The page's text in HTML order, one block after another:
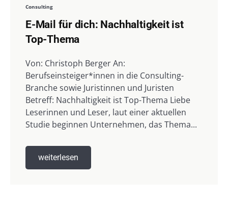
Consulting
E-Mail für dich: Nachhaltigkeit ist
Top-Thema
Von: Christoph Berger An:
Berufseinsteiger*innen in die Consulting-
Branche sowie Juristinnen und Juristen
Betreff: Nachhaltigkeit ist Top-Thema Liebe
Leserinnen und Leser, laut einer aktuellen
Studie beginnen Unternehmen, das Thema...
weiterlesen